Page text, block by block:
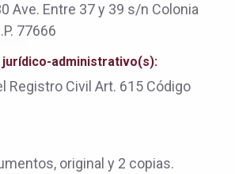
Ave. Entre 37 y 39 s/n Colonia
77666
jurídico-administrativo(s):
Registro Civil Art. 615 Código
original y 2 copias.